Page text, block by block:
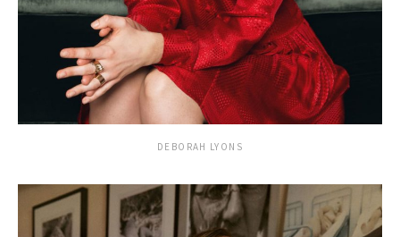
DEBORAH LYONS